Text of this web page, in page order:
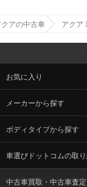
アの中古車 アクア
お気に入り
メーカーから探す
ボディタイプから探す
車選びドットコムの取
中古車買取・中古車査定